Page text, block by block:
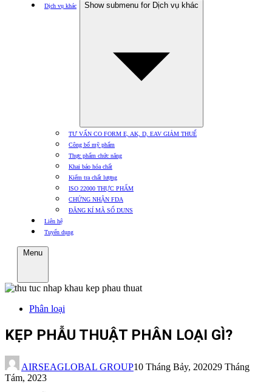
Dịch vụ khác
Show submenu for Dịch vụ khác
TƯ VẤN CO FORM E, AK, D, EAV GIẢM THUẾ
Công bố mỹ phẩm
Thực phẩm chức năng
Khai báo hóa chất
Kiểm tra chất lượng
ISO 22000 THỰC PHẨM
CHỨNG NHẬN FDA
ĐĂNG KÍ MÃ SỐ DUNS
Liên hệ
Tuyển dụng
Menu
Phân loại
KẸP PHẪU THUẬT PHÂN LOẠI GÌ?
AIRSEAGLOBAL GROUP10 Tháng Bảy, 202029 Tháng
Tám, 2023